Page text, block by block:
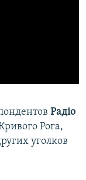
Радіо
Рога,
уголков